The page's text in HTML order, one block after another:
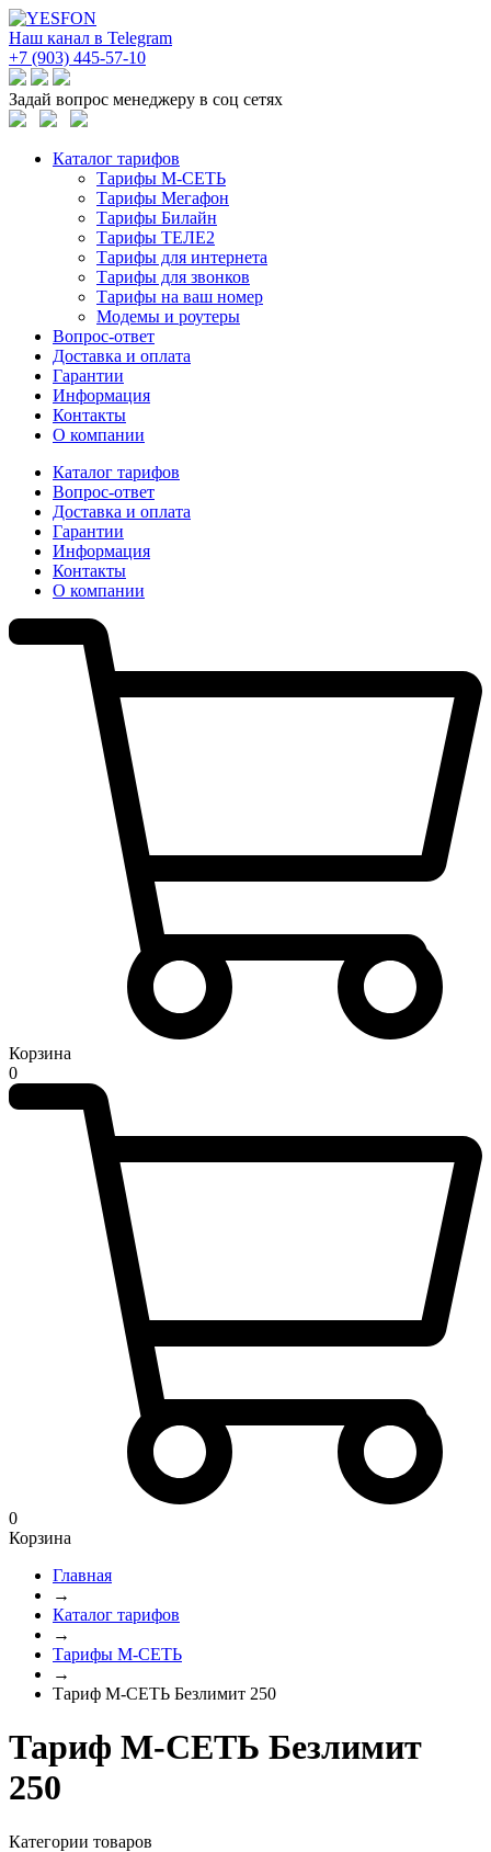
Наш канал в Telegram
+7 (903) 445-57-10
Задай вопрос менеджеру в соц сетях
Каталог тарифов
Тарифы М-СЕТЬ
Тарифы Мегафон
Тарифы Билайн
Тарифы ТЕЛЕ2
Тарифы для интернета
Тарифы для звонков
Тарифы на ваш номер
Модемы и роутеры
Вопрос-ответ
Доставка и оплата
Гарантии
Информация
Контакты
О компании
Каталог тарифов
Вопрос-ответ
Доставка и оплата
Гарантии
Информация
Контакты
О компании
Корзина
0
0
Корзина
Главная
→
Каталог тарифов
→
Тарифы М-СЕТЬ
→
Тариф М-СЕТЬ Безлимит 250
Тариф М-СЕТЬ Безлимит
250
Категории товаров